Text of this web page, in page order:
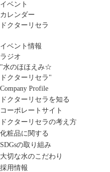
イベント
カレンダー
ドクターリセラ
イベント情報
ラジオ
"水のほほえみ☆
ドクターリセラ"
Company Profile
ドクターリセラを知る
コーポレートサイト
ドクターリセラの考え方
化粧品に関する
SDGsの取り組み
大切な水のこだわり
採用情報